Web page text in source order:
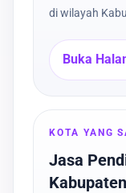
di wilayah
Buka
KOTA YANG
Jasa